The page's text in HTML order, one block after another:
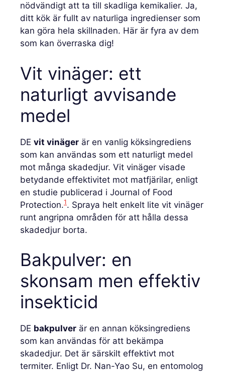
nödvändigt att ta till skadliga kemikalier. Ja,
ditt kök är fullt av naturliga ingredienser som
kan göra hela skillnaden. Här är fyra av dem
som kan överraska dig!
Vit vinäger: ett
naturligt avvisande
medel
DE vit vinäger är en vanlig köksingrediens
som kan användas som ett naturligt medel
mot många skadedjur. Vit vinäger visade
betydande effektivitet mot matfjärilar, enligt
en studie publicerad i Journal of Food
Protection.1. Spraya helt enkelt lite vit vinäger
runt angripna områden för att hålla dessa
skadedjur borta.
Bakpulver: en
skonsam men effektiv
insekticid
DE bakpulver är en annan köksingrediens
som kan användas för att bekämpa
skadedjur. Det är särskilt effektivt mot
termiter. Enligt Dr. Nan-Yao Su, en entomolog